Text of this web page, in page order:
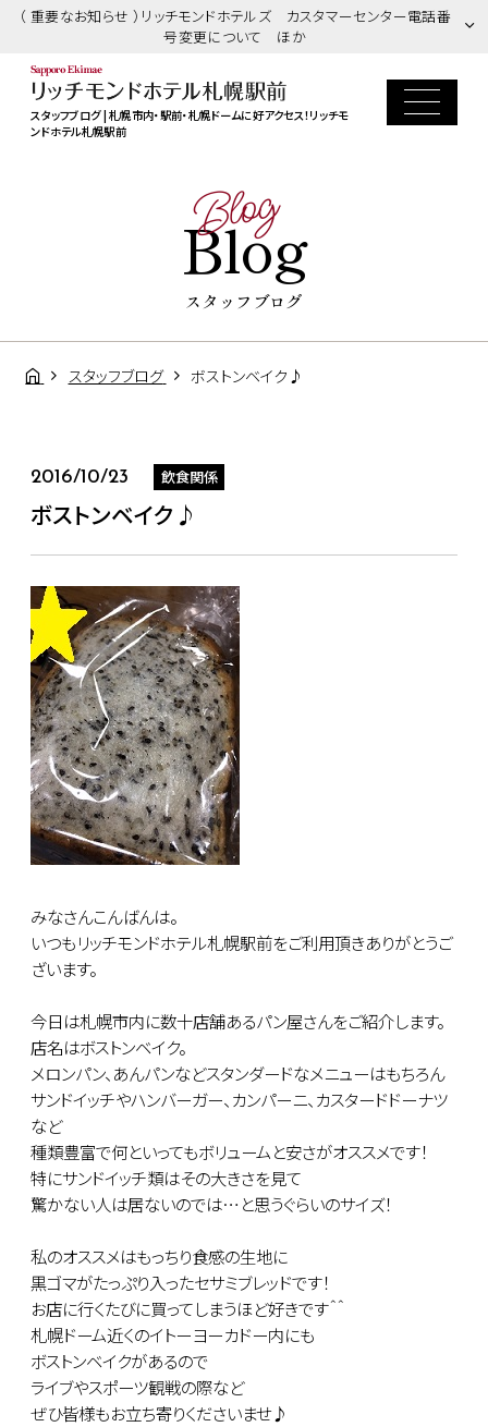
（ 重要なお知らせ ）リッチモンドホテルズ カスタマーセンター電話番
号変更について ほか
スタッフブログ | 札幌市内・駅前・札幌ドームに好アクセス！リッチモ
ンドホテル札幌駅前
Blog
Blog
スタッフブログ
スタッフブログ ボストンベイク♪
2016/10/23 飲食関係
ボストンベイク♪
みなさんこんばんは。
いつもリッチモンドホテル札幌駅前をご利用頂きありがとうご
ざいます。
今日は札幌市内に数十店舗あるパン屋さんをご紹介します。
店名はボストンベイク。
メロンパン、あんパンなどスタンダードなメニューはもちろん
サンドイッチやハンバーガー、カンパーニ、カスタードドーナツ
など
種類豊富で何といってもボリュームと安さがオススメです！
特にサンドイッチ類はその大きさを見て
驚かない人は居ないのでは…と思うぐらいのサイズ！
私のオススメはもっちり食感の生地に
黒ゴマがたっぷり入ったセサミブレッドです！
お店に行くたびに買ってしまうほど好きです＾＾
札幌ドーム近くのイトーヨーカドー内にも
ボストンベイクがあるので
ライブやスポーツ観戦の際など
ぜひ皆様もお立ち寄りくださいませ♪